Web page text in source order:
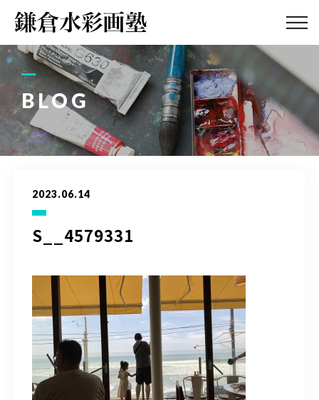
BLOG
2023.06.14
S__4579331
ABOUT
画塾紹介・
アクセス
LESSON
教室案内
画塾ブログ
ATELIER
水彩ブログ
CONTACT
お問い合わせ